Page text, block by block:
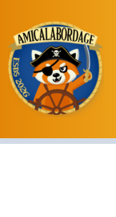
contenu